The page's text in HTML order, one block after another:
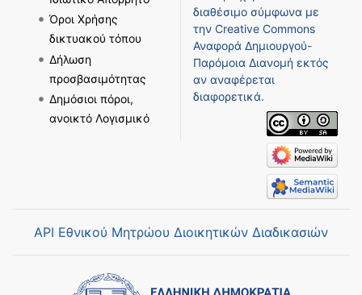
Όροι Χρήσης
δικτυακού τόπου
Δήλωση
προσβασιμότητας
Δημόσιοι πόροι,
ανοικτό Λογισμικό
διαθέσιμο σύμφωνα με
την Creative Commons
Αναφορά Δημιουργού-
Παρόμοια Διανομή εκτός
αν αναφέρεται
διαφορετικά.
API Εθνικού Μητρώου Διοικητικών Διαδικασιών